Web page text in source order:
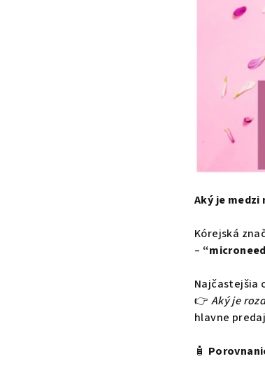
Aký je
Kórejská
–
Najčastejšia
👉 Aký je
hlavne
🧴